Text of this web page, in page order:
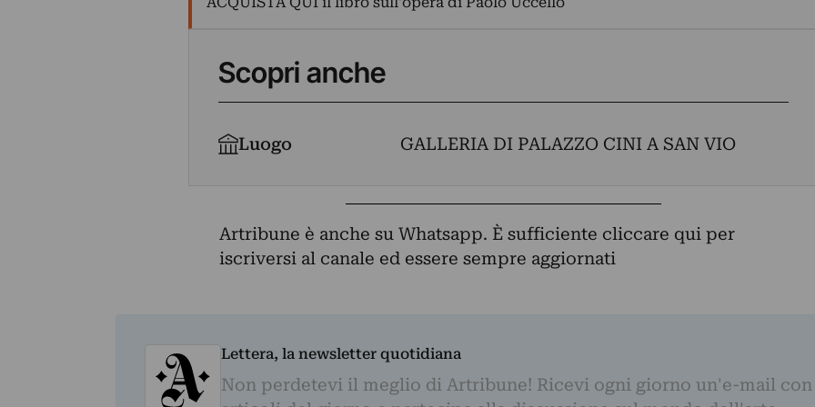
Scopri anche
Luogo GALLERIA DI PALAZZO CINI A SAN VIO
Artribune è anche su Whatsapp. È sufficiente cliccare qui per
iscriversi al canale ed essere sempre aggiornati
Lettera, la newsletter quotidiana
Non perdetevi il meglio di Artribune! Ricevi ogni giorno un'e-mail